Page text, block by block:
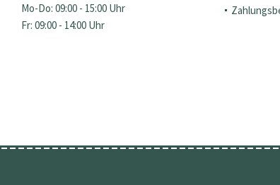
Mo-Do: 09:00 - 15:00 Uhr
Fr: 09:00 - 14:00 Uhr